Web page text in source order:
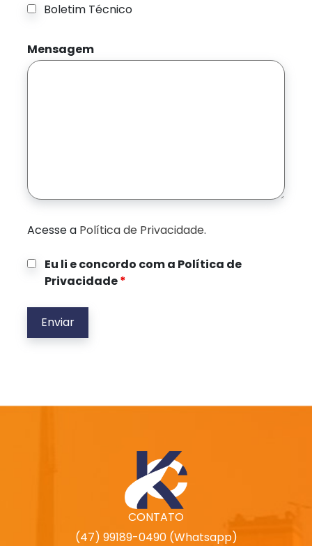
Boletim Técnico
Mensagem
Acesse a Política de Privacidade.
Eu li e concordo com a Política de
Privacidade*
CONTATO
(47) 99189-0490 (Whatsapp)